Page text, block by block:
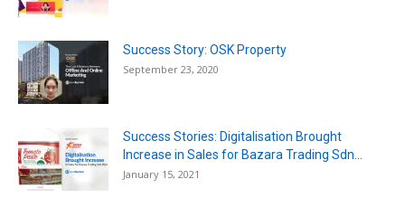
Success Story: OSK Property
September 23, 2020
Success Stories: Digitalisation Brought
Increase in Sales for Bazara Trading Sdn...
January 15, 2021